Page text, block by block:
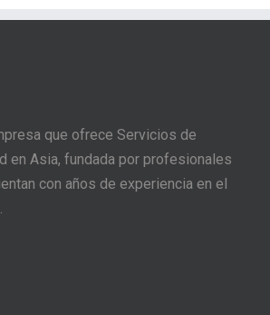
que ofrece Servicios de
en Asia, fundada por profesionales
con años de experiencia en el